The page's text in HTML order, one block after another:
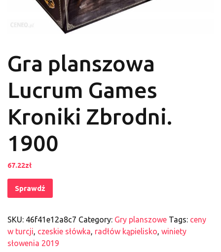
Gra planszowa
Lucrum Games
Kroniki Zbrodni.
1900
67.22zł
Sprawdź
SKU: 46f41e12a8c7 Category: Gry planszowe Tags: ceny
w turcji, czeskie słówka, radłów kąpielisko, winiety
słowenia 2019